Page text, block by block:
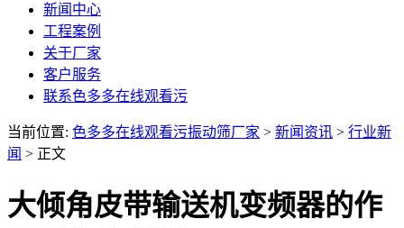
新闻中心
工程案例
关于厂家
客户服务
联系色多多在线观看污
当前位置: 色多多在线观看污振动筛厂家 > 新闻资讯 > 行业新
闻 > 正文
大倾角皮带输送机变频器的作